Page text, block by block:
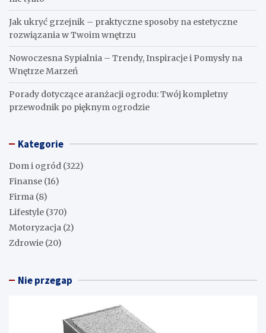
Jak ukryć grzejnik – praktyczne sposoby na estetyczne
rozwiązania w Twoim wnętrzu
Nowoczesna Sypialnia – Trendy, Inspiracje i Pomysły na
Wnętrze Marzeń
Porady dotyczące aranżacji ogrodu: Twój kompletny
przewodnik po pięknym ogrodzie
Kategorie
Dom i ogród (322)
Finanse (16)
Firma (8)
Lifestyle (370)
Motoryzacja (2)
Zdrowie (20)
Nie przegap